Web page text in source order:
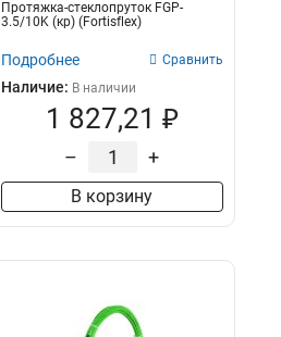
Протяжка-стеклопруток FGP-
3.5/10K (кр) (Fortisflex)
Подробнее Сравнить
Наличие: В наличии
1 827,21 ₽
– +
В корзину